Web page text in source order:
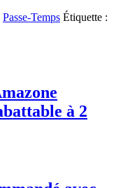
Passe-Temps Étiquette :
à 2